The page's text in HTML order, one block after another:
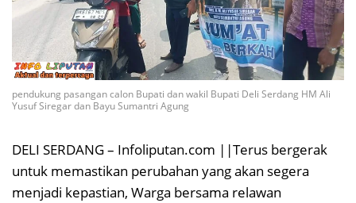
pendukung pasangan calon Bupati dan wakil Bupati Deli Serdang HM Ali
Yusuf Siregar dan Bayu Sumantri Agung
DELI SERDANG – Infoliputan.com ||Terus bergerak
untuk memastikan perubahan yang akan segera
menjadi kepastian, Warga bersama relawan